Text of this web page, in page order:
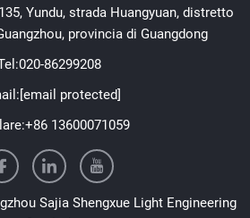
Yundu, strada Huangyuan, distretto
provincia di Guangdong
020-86299208
[email protected]
+86 13600071059
Sajia Shengxue Light Engineering